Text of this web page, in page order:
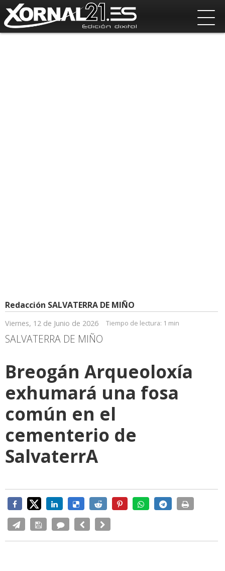
Redacción SALVATERRA DE MIÑO
Viernes, 12 de Junio de 2026 Tiempo de lectura: 1 min
SALVATERRA DE MIÑO
Breogán Arqueoloxía
exhumará una fosa
común en el
cementerio de
SalvaterrA